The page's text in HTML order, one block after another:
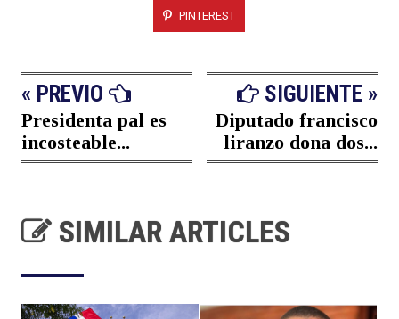
PINTEREST
« PREVIO
Presidenta pal es
incosteable...
SIGUIENTE »
Diputado francisco
liranzo dona dos...
SIMILAR ARTICLES